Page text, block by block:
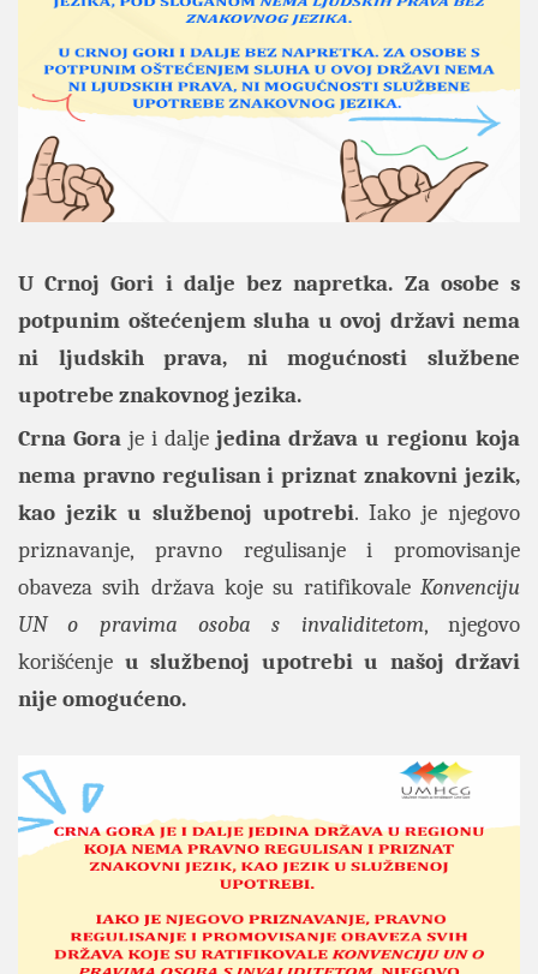
U Crnoj Gori i dalje bez napretka. Za osobe s
potpunim oštećenjem sluha u ovoj državi nema
ni ljudskih prava, ni mogućnosti službene
upotrebe znakovnog jezika.
Crna Gora je i dalje jedina država u regionu koja
nema pravno regulisan i priznat znakovni jezik,
kao jezik u službenoj upotrebi. Iako je njegovo
priznavanje, pravno regulisanje i promovisanje
obaveza svih država koje su ratifikovale Konvenciju
UN o pravima osoba s invaliditetom, njegovo
korišćenje u službenoj upotrebi u našoj državi
nije omogućeno.